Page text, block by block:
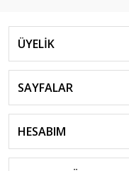
ÜYELİK
SAYFALAR
HESABIM